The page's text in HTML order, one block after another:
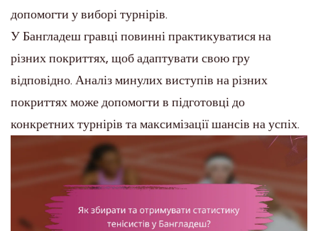
допомогти у виборі турнірів.
У Бангладеш гравці повинні практикуватися на
різних покриттях, щоб адаптувати свою гру
відповідно. Аналіз минулих виступів на різних
покриттях може допомогти в підготовці до
конкретних турнірів та максимізації шансів на успіх.